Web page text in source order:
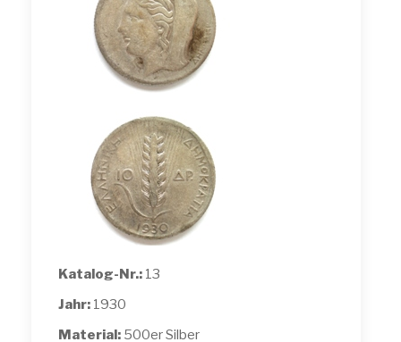
Katalog-Nr.: 13
Jahr: 1930
Material: 500er Silber